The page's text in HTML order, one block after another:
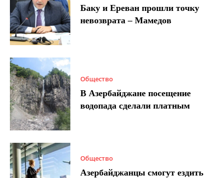
Баку и Ереван прошли точку
невозврата – Мамедов
Общество
В Азербайджане посещение
водопада сделали платным
Общество
Азербайджанцы смогут ездить